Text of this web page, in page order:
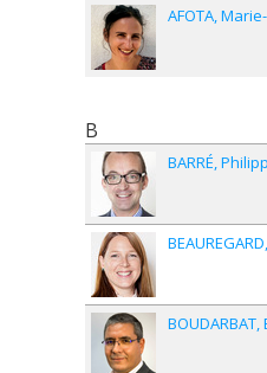
AFOTA
B
BARRÉ
BEAUREGARD
BOUDARBAT